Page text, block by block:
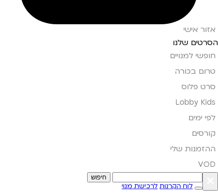
אזור אישי
הסרטים שלנו
חופשי למנויים
טרום בכורה
סרט פלוס
Lobby Kids
לפי ימים
קורסים
ההזמנות שלי
VOD
חיפוש
לוח הקרנות לרכישת מנוי